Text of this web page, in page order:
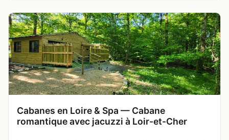
Cabanes en Loire & Spa — Cabane
romantique avec jacuzzi à Loir-et-Cher